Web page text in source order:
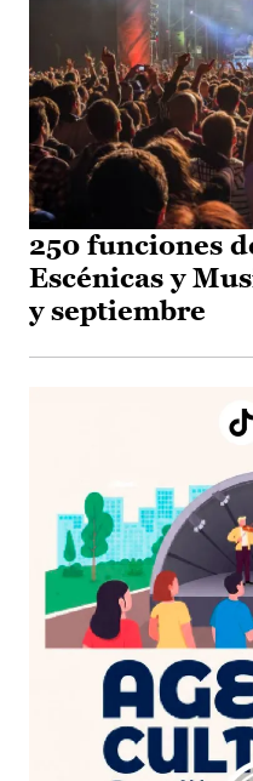
250 funciones
Escénicas y
y septiembre